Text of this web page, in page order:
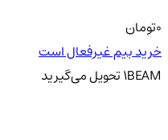
0تومان
خرید بیم غیرفعال است
1BEAM تحویلمی‌گیرید